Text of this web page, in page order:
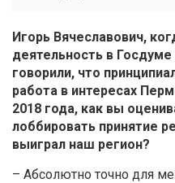
Игорь Вячеславович,
деятельность в
говорили, что
работа в интересах
2018 года, как вы
лоббировать принятие
выиграл наш регион?
– Абсолютно точно для